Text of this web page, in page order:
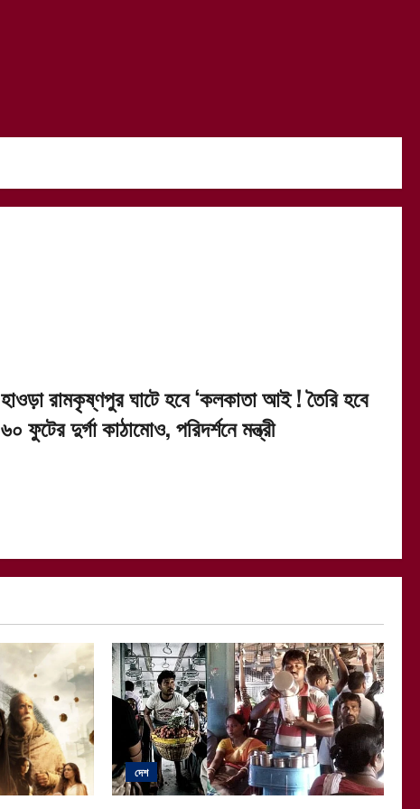
হাওড়া রামকৃষ্ণপুর ঘাটে হবে ‘কলকাতা আই ! তৈরি হবে
৬০ ফুটের দুর্গা কাঠামোও, পরিদর্শনে মন্ত্রী
দেশ